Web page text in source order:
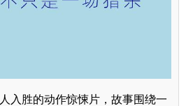
入胜的动作惊悚片，故事围绕一